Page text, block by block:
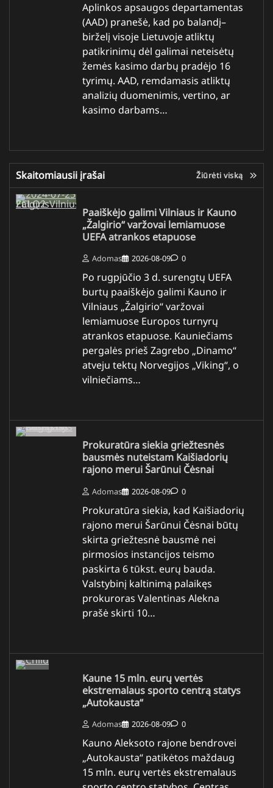
Aplinkos apsaugos departamentas
(AAD) pranešė, kad po balandį–
birželį visoje Lietuvoje atliktų
patikrinimų dėl galimai neteisėtų
žemės kasimo darbų pradėjo 16
tyrimų. AAD, remdamasis atliktų
analizių duomenimis, vertino, ar
kasimo darbams…
Skaitomiausii įrašai Žiūrėti viską
Paaiškėjo galimi Vilniaus ir Kauno
„Žalgirio“ varžovai lemiamuose
UEFA atrankos etapuose
Adomas 2026-08-09 0
Po rugpjūčio 3 d. surengtų UEFA
burtų paaiškėjo galimi Kauno ir
Vilniaus „Žalgirio“ varžovai
lemiamuose Europos turnyrų
atrankos etapuose. Kauniečiams
pergalės prieš Zagrebo „Dinamo“
atveju tektų Norvegijos „Viking“, o
vilniečiams…
Prokuratūra siekia griežtesnės
bausmės nuteistam Kaišiadorių
rajono merui Šarūnui Čėsnai
Adomas 2026-08-09 0
Prokuratūra siekia, kad Kaišiadorių
rajono merui Šarūnui Čėsnai būtų
skirta griežtesnė bausmė nei
pirmosios instancijos teismo
paskirta 6 tūkst. eurų bauda.
Valstybinį kaltinimą palaikęs
prokuroras Valentinas Alekna
prašė skirti 10…
Kaune 15 mln. eurų vertės
ekstremalaus sporto centrą statys
„Autokausta“
Adomas 2026-08-09 0
Kauno Aleksoto rajone bendrovei
„Autokausta“ patikėtos maždaug
15 mln. eurų vertės ekstremalaus